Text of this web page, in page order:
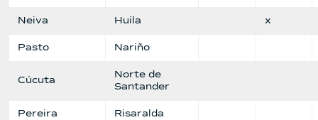
Neiva Huila x
Pasto Nariño
Cúcuta
Norte de
Santander
Pereira Risaralda